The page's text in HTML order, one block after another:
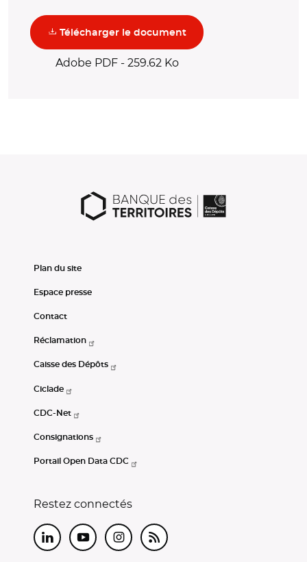
Télécharger le document(nouvelle fenêtre)
Adobe PDF - 259.62 Ko
Plan du site
Espace presse
Contact
Réclamation
Caisse des Dépôts
Ciclade
CDC-Net
Consignations
Portail Open Data CDC
Restez connectés
LinkedInYoutubeInstagram
RSS